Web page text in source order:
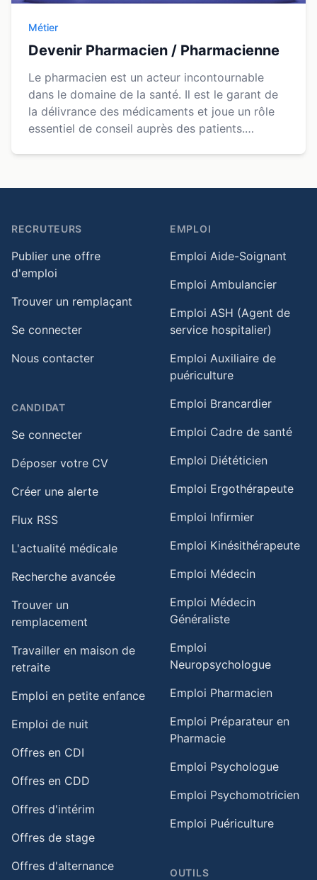
Métier
Devenir Pharmacien / Pharmacienne
Le pharmacien est un acteur incontournable
dans le domaine de la santé. Il est le garant de
la délivrance des médicaments et joue un rôle
essentiel de conseil auprès des patients.
RECRUTEURS
Publier une offre
d'emploi
Trouver un remplaçant
Se connecter
Nous contacter
CANDIDAT
Se connecter
Déposer votre CV
Créer une alerte
Flux RSS
L'actualité médicale
Recherche avancée
Trouver un
remplacement
Travailler en maison de
retraite​
Emploi en petite enfance​
Emploi de nuit​
Offres en CDI
Offres en CDD
Offres d'intérim
Offres de stage
Offres d'alternance
EMPLOI
Emploi Aide-Soignant
Emploi Ambulancier
Emploi ASH (Agent de
service hospitalier)
Emploi Auxiliaire de
puériculture
Emploi Brancardier
Emploi Cadre de santé
Emploi Diététicien
Emploi Ergothérapeute
Emploi Infirmier
Emploi Kinésithérapeute
Emploi Médecin
Emploi Médecin
Généraliste
Emploi
Neuropsychologue
Emploi Pharmacien
Emploi Préparateur en
Pharmacie
Emploi Psychologue
Emploi Psychomotricien
Emploi Puériculture
OUTILS